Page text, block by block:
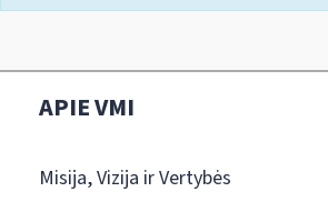
APIE VMI
Misija, Vizija ir Vertybės